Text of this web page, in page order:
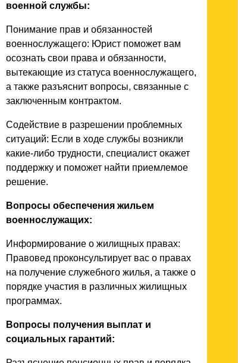
военной службы:
Понимание прав и обязанностей
военнослужащего: Юрист поможет вам
осознать свои права и обязанности,
вытекающие из статуса военнослужащего,
а также разъяснит вопросы, связанные с
заключенным контрактом.
Содействие в разрешении проблемных
ситуаций: Если в ходе службы возникли
какие-либо трудности, специалист окажет
поддержку и поможет найти приемлемое
решение.
Вопросы обеспечения жильем
военнослужащих:
Информирование о жилищных правах:
Правовед проконсультирует вас о правах
на получение служебного жилья, а также о
порядке участия в различных жилищных
программах.
Вопросы получения выплат и
социальных гарантий: